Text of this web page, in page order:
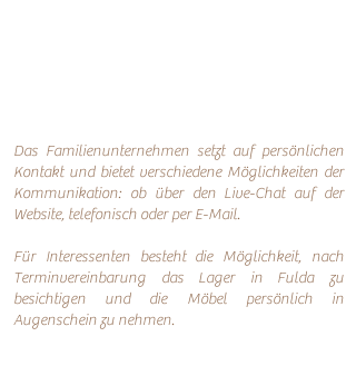
Das Familienunternehmen setzt auf persönlichen
Kontakt und bietet verschiedene Möglichkeiten der
Kommunikation: ob über den Live-Chat auf der
Website, telefonisch oder perE-Mail.
Für Interessenten besteht die Möglichkeit, nach
Terminvereinbarung das Lager in Fulda zu
besichtigen und die Möbel persönlich in
Augenschein zu nehmen.